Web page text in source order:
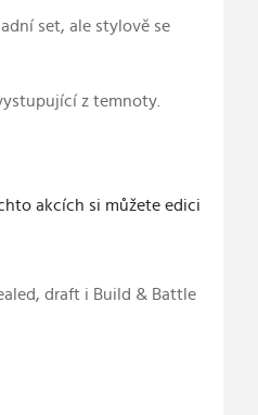
set, ale stylově se
z temnoty.
akcích si můžete edici
draft i Build & Battle